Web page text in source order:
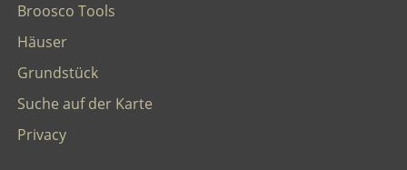
Broosco Tools
Häuser
Grundstück
Suche auf der Karte
Privacy